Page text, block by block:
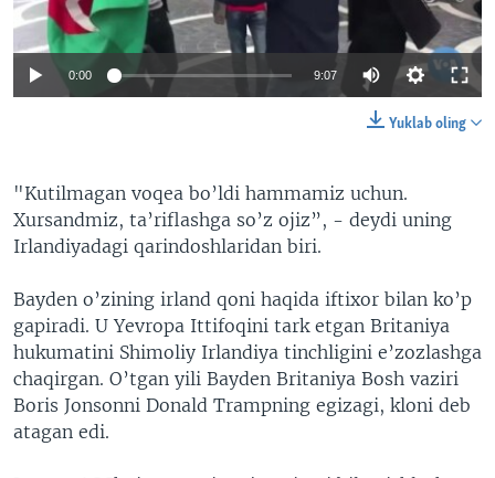
0:00 9:07
Yuklab oling
"Kutilmagan voqea bo’ldi hammamiz uchun.
Xursandmiz, ta’riflashga so’z ojiz”, - deydi uning
Irlandiyadagi qarindoshlaridan biri.
Bayden o’zining irland qoni haqida iftixor bilan ko’p
gapiradi. U Yevropa Ittifoqini tark etgan Britaniya
hukumatini Shimoliy Irlandiya tinchligini e’zozlashga
chaqirgan. O’tgan yili Bayden Britaniya Bosh vaziri
Boris Jonsonni Donald Trampning egizagi, kloni deb
atagan edi.